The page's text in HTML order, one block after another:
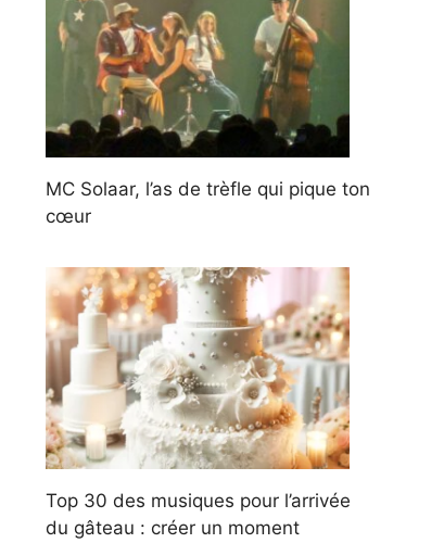
MC Solaar, l’as de trèfle qui pique ton
cœur
Top 30 des musiques pour l’arrivée
du gâteau : créer un moment